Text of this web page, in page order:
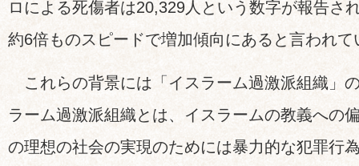
ロによる死傷者は20,329人という数字が報告さ
約6倍ものスピードで増加傾向にあると言われて
これらの背景には「イスラーム過激派組織」
ラーム過激派組織とは、イスラームの教義への
の理想の社会の実現のためには暴力的な犯罪行